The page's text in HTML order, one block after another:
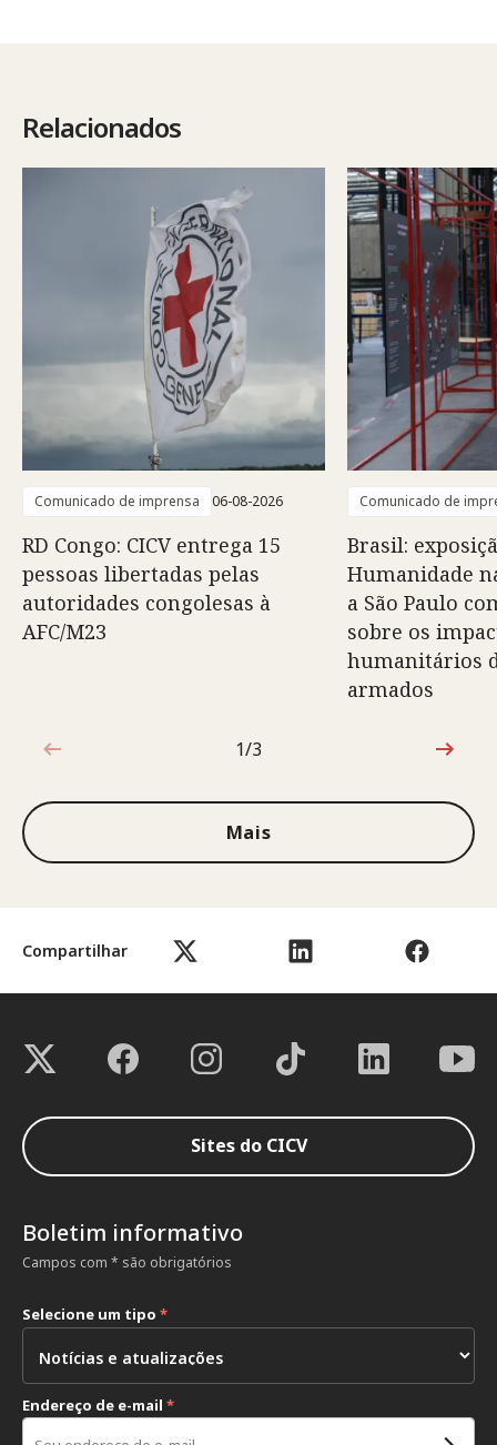
Compartilhar
Relacionados
Comunicado de imprensa 06-08-2026
RD Congo: CICV entrega 15
pessoas libertadas pelas
autoridades congolesas à
AFC/M23
Comunicado de
Brasil:
Humanidade
a São Paulo
sobre os
humanitários
armados
1 de 3
1/3
Mais
Sites do CICV
Boletim informativo
Campos com * são obrigatórios
Selecione um tipo *
Endereço de e-mail *